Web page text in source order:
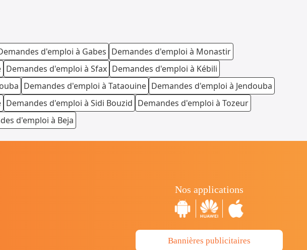
d'emploi à Gabes Demandes d'emploi à Monastir
Demandes d'emploi à Sfax Demandes d'emploi à Kébili
Demandes d'emploi à Tataouine Demandes d'emploi à Jendouba
Demandes d'emploi à Sidi Bouzid Demandes d'emploi à Tozeur
d'emploi à Beja
Nos applications
Bannières publicitaires